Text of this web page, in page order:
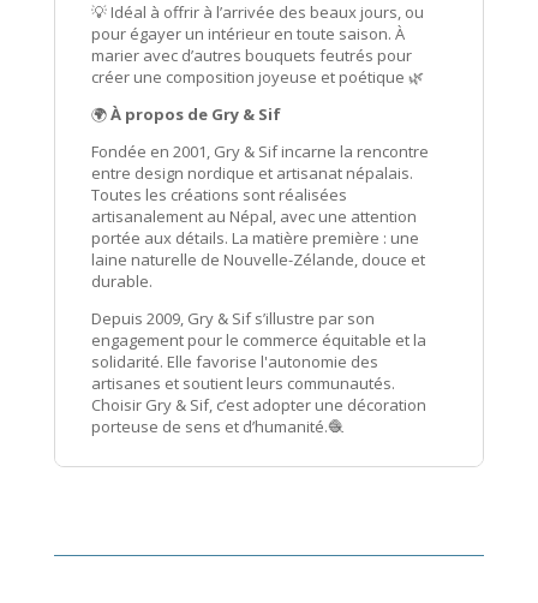
💡 Idéal à offrir à l’arrivée des beaux jours, ou
pour égayer un intérieur en toute saison. À
marier avec d’autres bouquets feutrés pour
créer une composition joyeuse et poétique 🌿
🌍À propos de Gry & Sif
Fondée en 2001, Gry & Sif incarne la rencontre
entre design nordique et artisanat népalais.
Toutes les créations sont réalisées
artisanalement au Népal, avec une attention
portée aux détails. La matière première : une
laine naturelle de Nouvelle-Zélande, douce et
durable.
Depuis 2009, Gry & Sif s’illustre par son
engagement pour le commerce équitable et la
solidarité. Elle favorise l'autonomie des
artisanes et soutient leurs communautés.
Choisir Gry & Sif, c’est adopter une décoration
porteuse de sens et d’humanité.🧶